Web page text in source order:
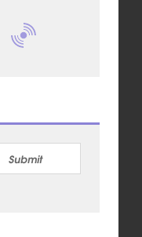
Submit